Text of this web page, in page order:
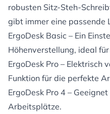
robusten Sitz-Steh-
gibt immer eine passende
ErgoDesk Basic – Ein
Höhenverstellung, ideal
ErgoDesk Pro – Elektrisch
Funktion für die perfekte
ErgoDesk Pro 4 –
Arbeitsplätze.